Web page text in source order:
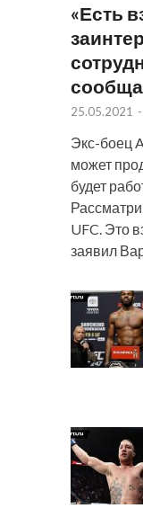
«Есть
25.05.2021 -
Экс-боец
может
будет
UFC. Это
заявил